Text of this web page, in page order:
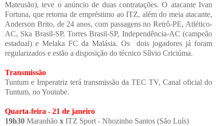
Mateusão), teve o anúncio de duas contratações. O atacante Ivan
Fortuna, que retorna de empréstimo ao ITZ, além do meia atacante,
Anderson Brito, de 24 anos, com passagens noRetrô-PE, Atlético-
AC, Ska Brasil-SP, Torres Brasil-SP, Independência-AC (campeão
estadual) e Melaka FC da Malásia. Os dois jogadores já foram
regularizados e estão a disposição do técnico Sílvio Criciúma.
Transmissão
Tuntum e Imperatriz terá transmissão da TEC TV, Canal oficial do
Tuntum, no Youtube.
Quarta-feira - 21 de janeiro
19h30 Maranhão x ITZ Sport - Nhozinho Santos (São Luís)